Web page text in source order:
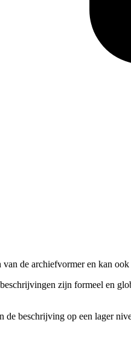
de archiefvormer en kan
zijn formeel en
beschrijving op een lager